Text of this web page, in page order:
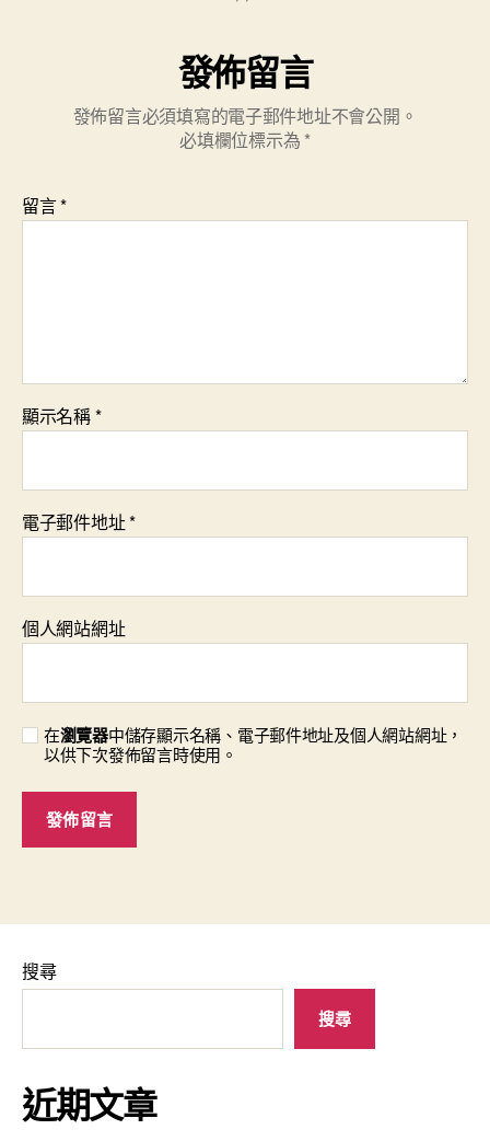
發佈留言
發佈留言必須填寫的電子郵件地址不會公開。
必填欄位標示為 *
留言*
顯示名稱*
電子郵件地址*
個人網站網址
在瀏覽器中儲存顯示名稱、電子郵件地址及個人網站網址，
以供下次發佈留言時使用。
搜尋
搜尋
近期文章